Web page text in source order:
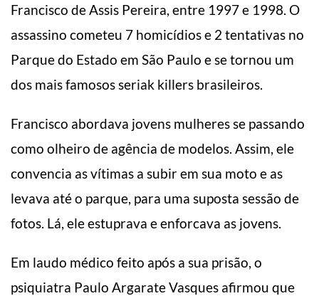
Francisco de Assis Pereira, entre 1997 e 1998. O
assassino cometeu 7 homicídios e 2 tentativas no
Parque do Estado em São Paulo e se tornou um
dos mais famosos seriak killers brasileiros.
Francisco abordava jovens mulheres se passando
como olheiro de agência de modelos. Assim, ele
convencia as vítimas a subir em sua moto e as
levava até o parque, para uma suposta sessão de
fotos. Lá, ele estuprava e enforcava as jovens.
Em laudo médico feito após a sua prisão, o
psiquiatra Paulo Argarate Vasques afirmou que